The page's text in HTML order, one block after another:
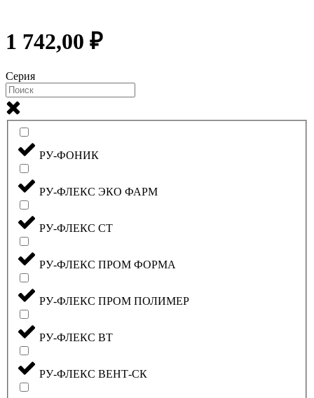
1 742,00 ₽
Серия
РУ-ФОНИК
РУ-ФЛЕКС ЭКО ФАРМ
РУ-ФЛЕКС СТ
РУ-ФЛЕКС ПРОМ ФОРМА
РУ-ФЛЕКС ПРОМ ПОЛИМЕР
РУ-ФЛЕКС ВТ
РУ-ФЛЕКС ВЕНТ-СК